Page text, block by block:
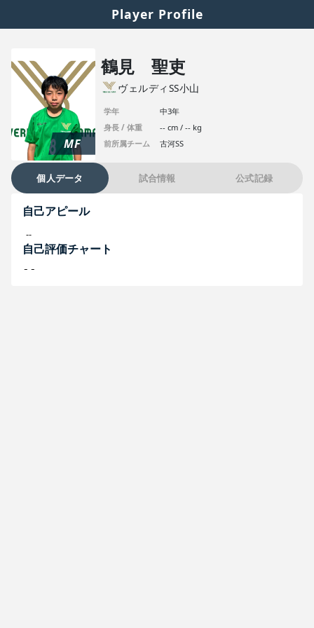
Player Profile
MF
鶴見 聖吏
ヴェルディSS小山
学年
中3年
身長 / 体重
-- cm / -- kg
前所属チーム
古河SS
個人データ 試合情報 公式記録
自己アピール
--
自己評価チャート
--